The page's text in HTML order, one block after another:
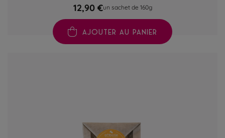
12,90 €un sachet de 160g
AJOUTER AU PANIER